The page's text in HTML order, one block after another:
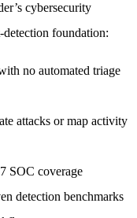
cybersecurity
foundation:
no automated triage
attacks or map activity
SOC coverage
detection benchmarks